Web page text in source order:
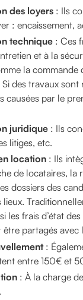
des loyers : Ils
: encaissement,
technique : Ces
et à la
la commande
des travaux sont
causées par le
juridique : Ils
litiges, etc.
location : Ils
de locataires, la
dossiers des
lieux.
les frais d’état
partagés avec
:
entre 150€ et
: À la charge